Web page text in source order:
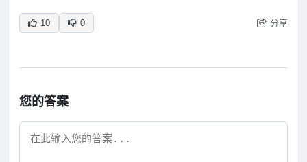
10 0 分享
您的答案